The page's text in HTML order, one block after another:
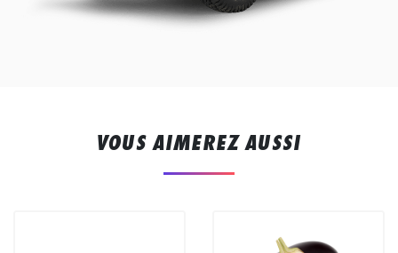
VOUS AIMEREZ AUSSI